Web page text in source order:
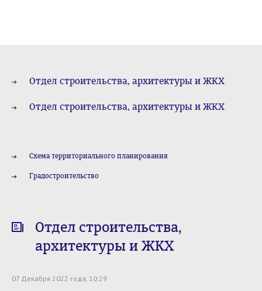
Отдел строительства, архитектуры и ЖКХ
Отдел строительства, архитектуры и ЖКХ
Схема территориального планирования
Градостроительство
Отдел строительства,
архитектуры и ЖКХ
07 Декабря 2022 года, 10:29